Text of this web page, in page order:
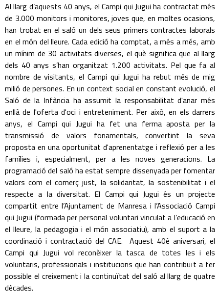
Al llarg d’aquests 40 anys, el Campi qui Jugui ha contractat més
de 3.000 monitors i monitores, joves que, en moltes ocasions,
han trobat en el saló un dels seus primers contractes laborals
en el món del lleure. Cada edició ha comptat, a més a més, amb
un mínim de 30 activitats diverses, el què significa que al llarg
dels 40 anys s’han organitzat 1.200 activitats. Pel que fa al
nombre de visitants, el Campi qui Jugui ha rebut més de mig
milió de persones. En un context social en constant evolució, el
Saló de la Infància ha assumit la responsabilitat d'anar més
enllà de l'oferta d'oci i entreteniment. Per això, en els darrers
anys, el Campi qui Jugui ha fet una ferma aposta per la
transmissió de valors fonamentals, convertint la seva
proposta en una oportunitat d'aprenentatge i reflexió per a les
famílies i, especialment, per a les noves generacions. La
programació del saló ha estat sempre dissenyada per fomentar
valors com el comerç just, la solidaritat, la sostenibilitat i el
respecte a la diversitat. El Campi qui Jugui és un projecte
compartit entre l’Ajuntament de Manresa i l’Associació Campi
qui Jugui (formada per personal voluntari vinculat a l’educació en
el lleure, la pedagogia i el món associatiu), amb el suport a la
coordinació i contractació del CAE. Aquest 40è aniversari, el
Campi qui Jugui vol reconèixer la tasca de totes les i els
voluntaris, professionals i institucions que han contribuït a fer
possible el creixement i la continuïtat del saló al llarg de quatre
dècades.